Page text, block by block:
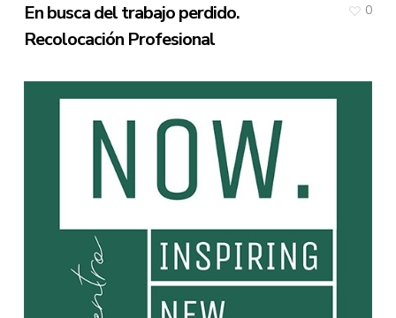
En busca del trabajo perdido.
Recolocación Profesional
0